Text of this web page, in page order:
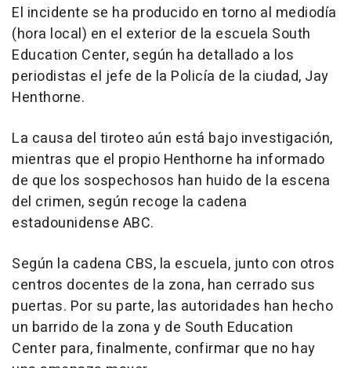
El incidente se ha producido en torno al mediodía
(hora local) en el exterior de la escuela South
Education Center, según ha detallado a los
periodistas el jefe de la Policía de la ciudad, Jay
Henthorne.
La causa del tiroteo aún está bajo investigación,
mientras que el propio Henthorne ha informado
de que los sospechosos han huido de la escena
del crimen, según recoge la cadena
estadounidense ABC.
Según la cadena CBS, la escuela, junto con otros
centros docentes de la zona, han cerrado sus
puertas. Por su parte, las autoridades han hecho
un barrido de la zona y de South Education
Center para, finalmente, confirmar que no hay